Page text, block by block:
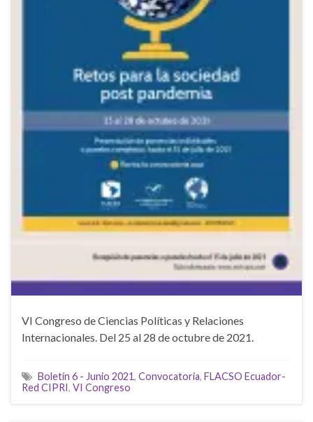
VI Congreso de Ciencias Políticas y Relaciones
Internacionales. Del 25 al 28 de octubre de 2021.
Boletín 6 - Junio 2021, Convocatoria, FLACSO Ecuador-
Red CIPRI, VI Congreso